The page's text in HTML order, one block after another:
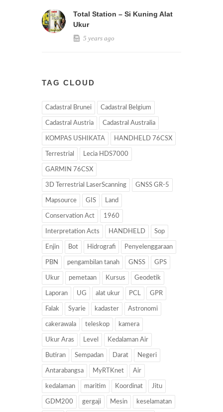
Total Station – Si Kuning Alat
Ukur
5 years ago
TAG CLOUD
Cadastral Brunei Cadastral Belgium
Cadastral Austria Cadastral Australia
KOMPAS USHIKATA HANDHELD 76CSX
Terrestrial Lecia HDS7000
GARMIN 76CSX
3D Terrestrial LaserScanning GNSS GR-5
Mapsource GIS Land
Conservation Act 1960
Interpretation Acts HANDHELD Sop
Enjin Bot Hidrografi Penyelenggaraan
PBN pengambilan tanah GNSS GPS
Ukur pemetaan Kursus Geodetik
Laporan UG alat ukur PCL GPR
Falak Syarie kadaster Astronomi
cakerawala teleskop kamera
Ukur Aras Level Kedalaman Air
Butiran Sempadan Darat Negeri
Antarabangsa MyRTKnet Air
kedalaman maritim Koordinat Jitu
GDM200 gergaji Mesin keselamatan